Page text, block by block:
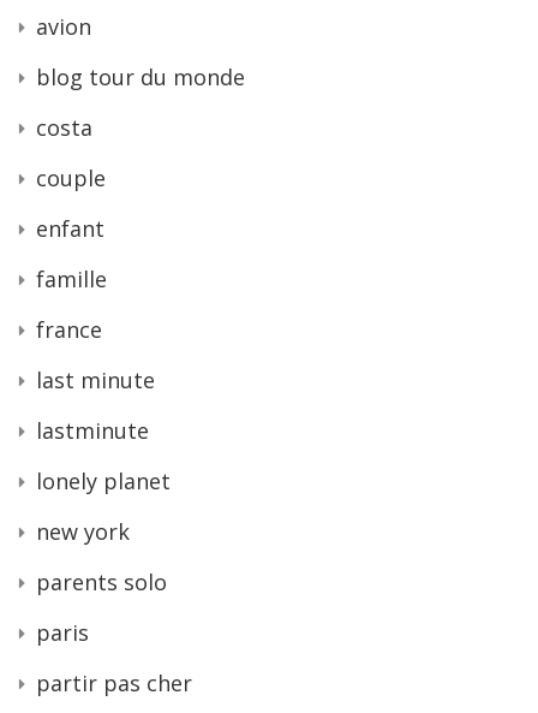
avion
blog tour du monde
costa
couple
enfant
famille
france
last minute
lastminute
lonely planet
new york
parents solo
paris
partir pas cher